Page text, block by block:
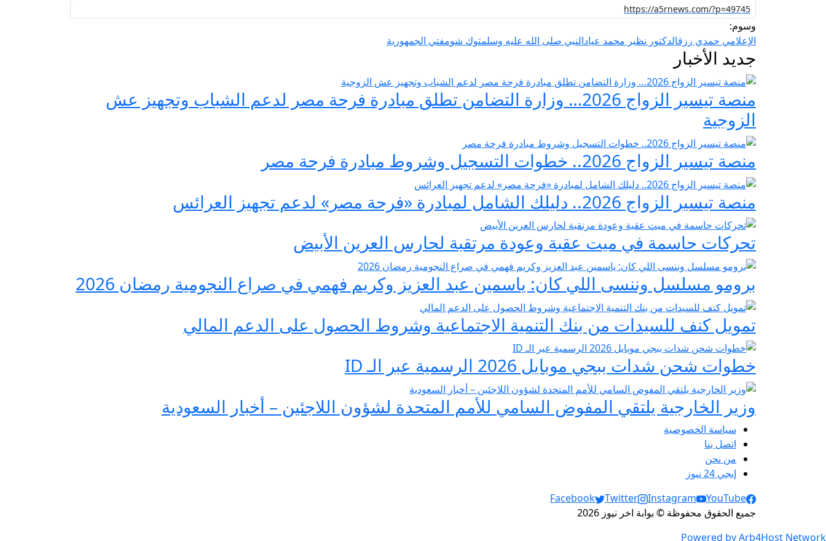
وسوم:
الإعلامي حمدي رزقالدكتور نظير محمد عيادالنبي صلى الله عليه وسلمتوك شومفتي الجمهورية
جديد الأخبار
منصة تيسير الزواج 2026… وزارة التضامن تطلق مبادرة فرحة مصر لدعم الشباب وتجهيز عش
الزوجية
منصة تيسير الزواج 2026.. خطوات التسجيل وشروط مبادرة فرحة مصر
منصة تيسير الزواج 2026.. دليلك الشامل لمبادرة «فرحة مصر» لدعم تجهيز العرائس
تحركات حاسمة في ميت عقبة وعودة مرتقبة لحارس العرين الأبيض
برومو مسلسل وننسى اللي كان: ياسمين عبد العزيز وكريم فهمي في صراع النجومية رمضان 2026
تمويل كنف للسيدات من بنك التنمية الاجتماعية وشروط الحصول على الدعم المالي
خطوات شحن شدات ببجي موبايل 2026 الرسمية عبر الـ ID
وزير الخارجية يلتقي المفوض السامي للأمم المتحدة لشؤون اللاجئين – أخبار السعودية
سياسة الخصوصية
اتصل بنا
من نحن
إيجي 24 نيوز
Social Links
Facebook Twitter Instagram
YouTube
جميع الحقوق محفوظة © بوابة اخر نيوز 2026
Powered by Arb4Host Network